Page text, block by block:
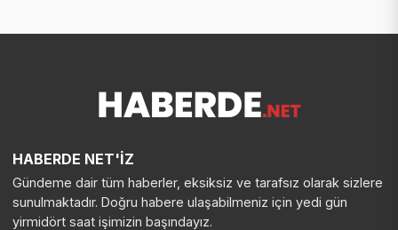
HABERDE NET'İZ
Gündeme dair tüm haberler, eksiksiz ve tarafsız olarak sizlere
sunulmaktadır. Doğru habere ulaşabilmeniz için yedi gün
yirmidört saat işimizin başındayız.